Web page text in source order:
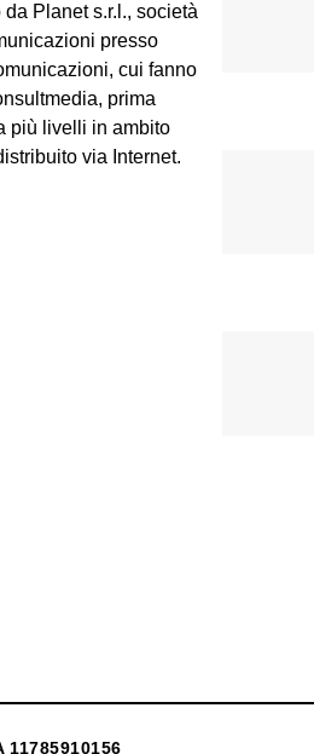
Planet s.r.l., società
presso
cui fanno
prima
più livelli in ambito
via Internet.
11785910156